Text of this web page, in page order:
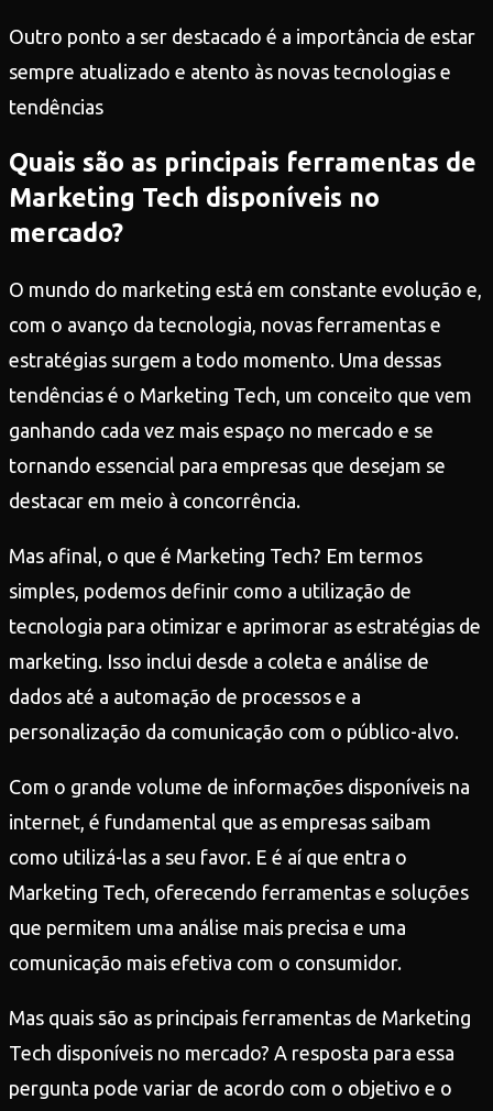
Outro ponto a ser destacado é a importância de estar
sempre atualizado e atento às novas tecnologias e
tendências
Quais são as principais ferramentas de
Marketing Tech disponíveis no
mercado?
O mundo do marketing está em constante evolução e,
com o avanço da tecnologia, novas ferramentas e
estratégias surgem a todo momento. Uma dessas
tendências é o Marketing Tech, um conceito que vem
ganhando cada vez mais espaço no mercado e se
tornando essencial para empresas que desejam se
destacar em meio à concorrência.
Mas afinal, o que é Marketing Tech? Em termos
simples, podemos definir como a utilização de
tecnologia para otimizar e aprimorar as estratégias de
marketing. Isso inclui desde a coleta e análise de
dados até a automação de processos e a
personalização da comunicação com o público-alvo.
Com o grande volume de informações disponíveis na
internet, é fundamental que as empresas saibam
como utilizá-las a seu favor. E é aí que entra o
Marketing Tech, oferecendo ferramentas e soluções
que permitem uma análise mais precisa e uma
comunicação mais efetiva com o consumidor.
Mas quais são as principais ferramentas de Marketing
Tech disponíveis no mercado? A resposta para essa
pergunta pode variar de acordo com o objetivo e o